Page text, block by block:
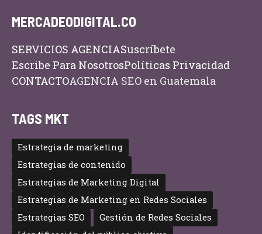
MERCADEODIGITAL.CO
SERVICIOS AGENCIASuscríbete
Escribe Para NosotrosPolíticas Privacidad
CONTACTOAGENCIA SEO en Guatemala
TAGS MKT
Estrategia de marketing
Estrategias de contenido
Estrategias de Marketing Digital
Estrategias de Marketing en Redes Sociales
Estrategias SEO
Gestión de Redes Sociales